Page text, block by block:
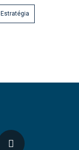
Estratégia